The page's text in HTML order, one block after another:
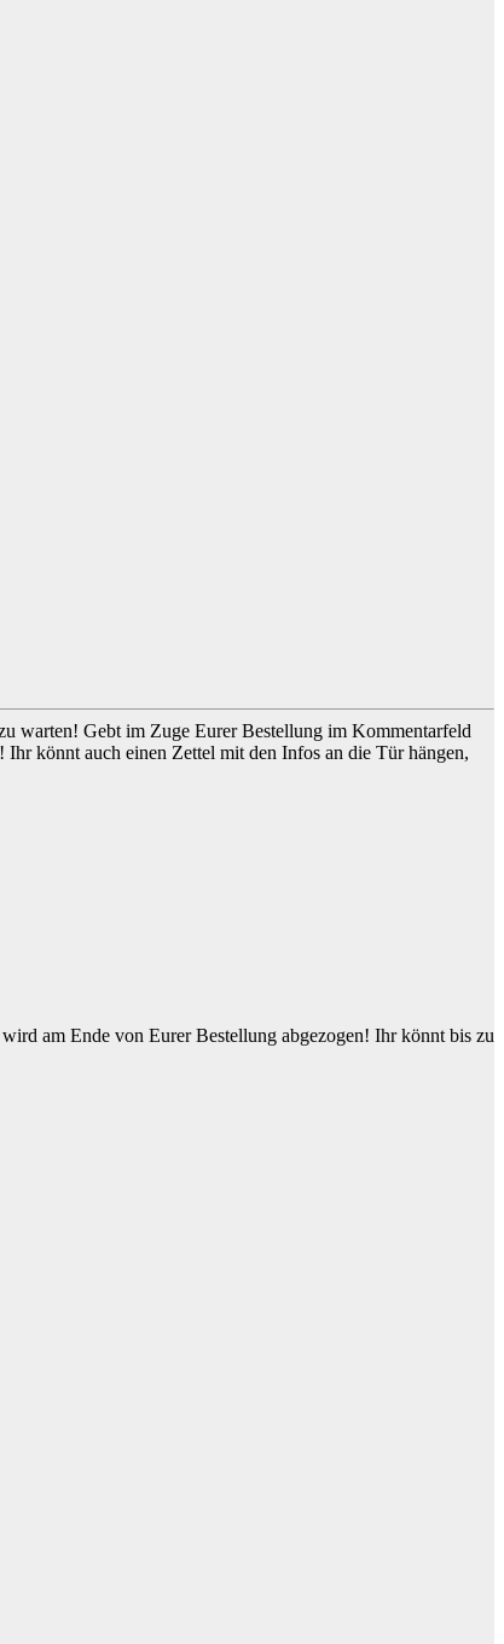
warten! Gebt im Zuge Eurer Bestellung im Kommentarfeld
könnt auch einen Zettel mit den Infos an die Tür hängen,
am Ende von Eurer Bestellung abgezogen! Ihr könnt bis zu